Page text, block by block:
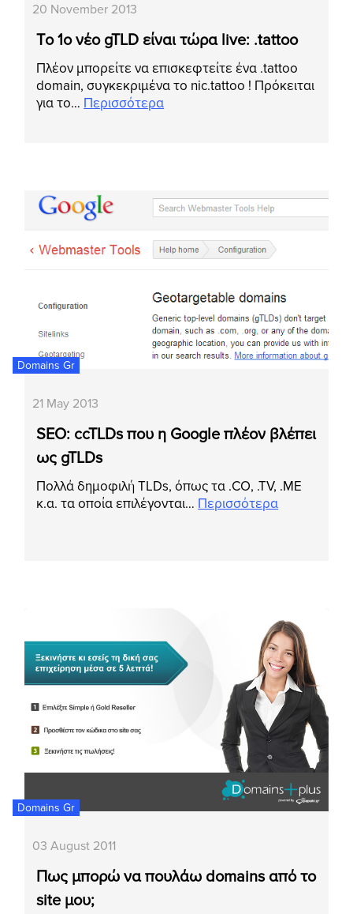
20 November 2013
Tο 1ο νέο gTLD είναι τώρα live: .tattoo
Πλέον μπορείτε να επισκεφτείτε ένα .tattoo
domain, συγκεκριμένα το nic.tattoo ! Πρόκειται
για το… Περισσότερα
Domains Gr
21 May 2013
SEO: ccTLDs που η Google πλέον βλέπει
ως gTLDs
Πολλά δημοφιλή TLDs, όπως τα .CO, .TV, .ME
κ.α. τα οποία επιλέγονται… Περισσότερα
Domains Gr
03 August 2011
Πως μπορώ να πουλάω domains από το
site μου;